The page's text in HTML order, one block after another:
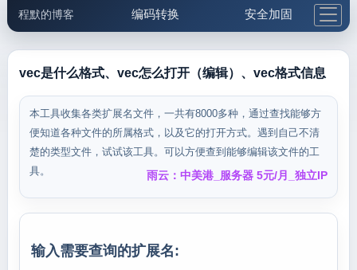
程默的博客 编码转换 安全加固
邮件工具 生活便民 更多工具
5.1支付宝大红包
vec是什么格式、vec怎么打开（编辑）、vec格式信息
本工具收集各类扩展名文件，一共有8000多种，通过查找能够方
便知道各种文件的所属格式，以及它的打开方式。遇到自己不清
楚的类型文件，试试该工具。可以方便查到能够编辑该文件的工
具。
雨云：中美港_服务器 5元/月_独立IP
输入需要查询的扩展名: